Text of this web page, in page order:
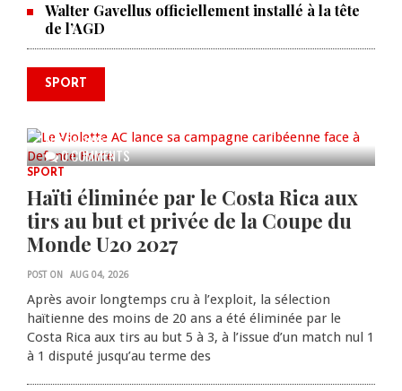
Walter Gavellus officiellement installé à la tête
de l’AGD
SPORT
0 COMMENTS
Le Violette AC lance sa campagne
AUG 04, 2026
SPORT
Haïti éliminée par le Costa Rica aux
tirs au but et privée de la Coupe du
Monde U20 2027
POST ON AUG 04, 2026
Après avoir longtemps cru à l’exploit, la sélection
haïtienne des moins de 20 ans a été éliminée par le
Costa Rica aux tirs au but 5 à 3, à l’issue d’un match nul 1
à 1 disputé jusqu’au terme des